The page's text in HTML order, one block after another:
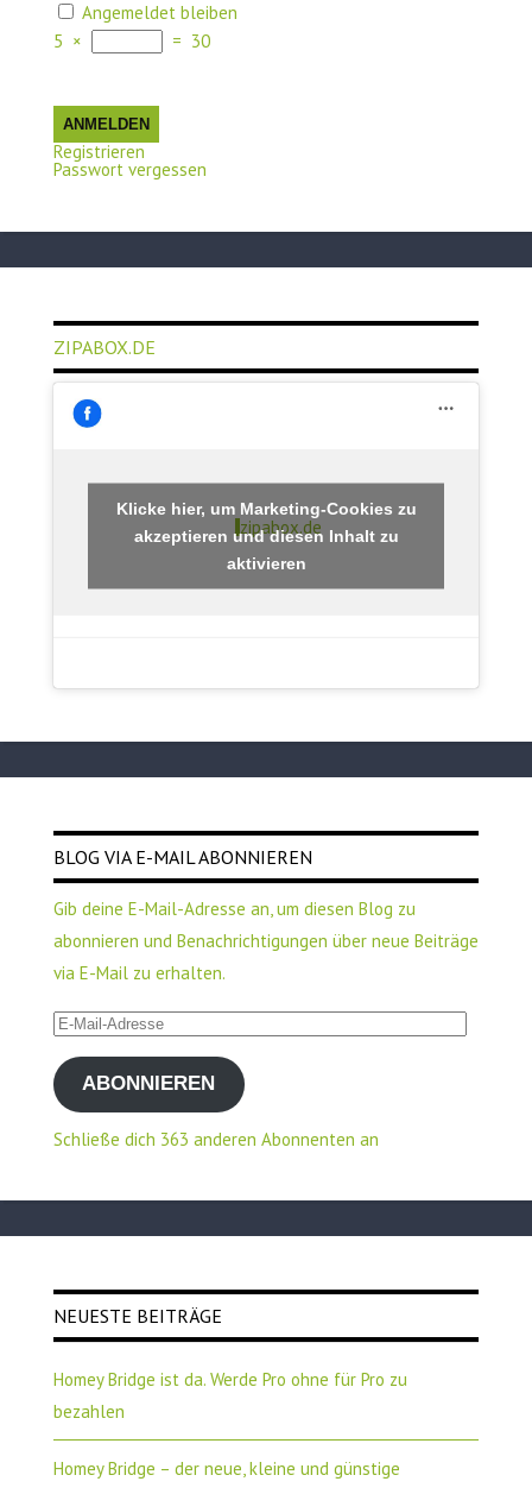
Angemeldet bleiben
5 × = 30
ANMELDEN
Registrieren
Passwort vergessen
ZIPABOX.DE
zipabox.de
Klicke hier, um Marketing-Cookies zu
akzeptieren und diesen Inhalt zu
aktivieren
BLOG VIA E-MAIL ABONNIEREN
Gib deine E-Mail-Adresse an, um diesen Blog zu
abonnieren und Benachrichtigungen über neue Beiträge
via E-Mail zu erhalten.
E-
Mail-
AdresseABONNIEREN
Schließe dich 363 anderen Abonnenten an
NEUESTE BEITRÄGE
Homey Bridge ist da. Werde Pro ohne für Pro zu
bezahlen
Homey Bridge – der neue, kleine und günstige